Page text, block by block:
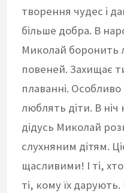
творення чудес і
більше добра. В
Миколай боронить
повеней. Захищає
плаванні.
люблять діти. В
дідусь Миколай
слухняним дітям.
щасливими! І ті,
ті, кому їх